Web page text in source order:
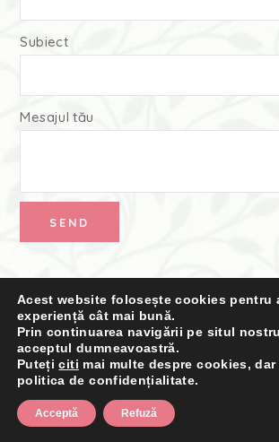
Subiect
Mesajul tău
Termeni și Condiții·Politica de
Acest website folosește cookies pentru
experiență cât mai bună.
Prin continuarea navigării pe situl
acceptul dumneavoastră.
Putețiciti mai multe despre cookies,
politica de confidențialitate.
Acceptă Refuză